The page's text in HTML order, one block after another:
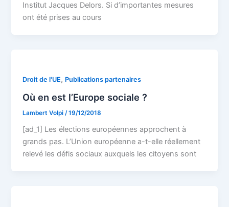
Institut Jacques Delors. Si d’importantes mesures
ont été prises au cours
Droit de l'UE, Publications partenaires
Où en est l’Europe sociale ?
Lambert Volpi /19/12/2018
[ad_1] Les élections européennes approchent à
grands pas. L’Union européenne a-t-elle réellement
relevé les défis sociaux auxquels les citoyens sont